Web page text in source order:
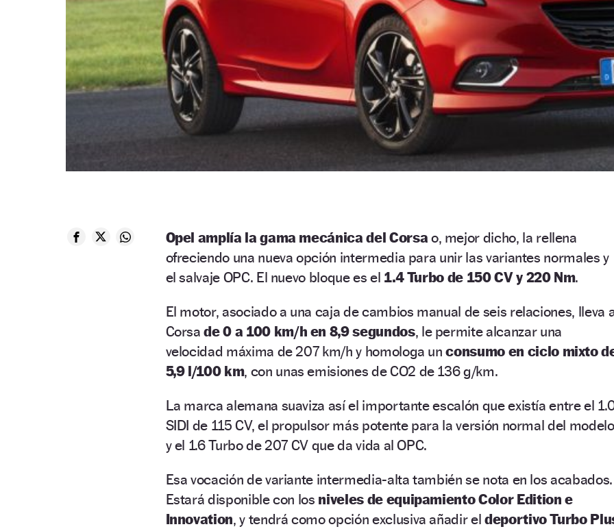
Opel amplía la gama mecánica del Corsa o, mejor dicho, la rellena
ofreciendo una nueva opción intermedia para unir las variantes normales y
el salvaje OPC. El nuevo bloque es el 1.4 Turbo de 150 CV y 220 Nm.
El motor, asociado a una caja de cambios manual de seis relaciones, lleva
Corsade 0 a 100 km/h en 8,9 segundos, le permite alcanzar una
velocidad máxima de 207 km/h y homologa unconsumo en ciclo mixto
5,9 l/100 km, con unas emisiones de CO2 de 136 g/km.
La marca alemana suaviza así el importante escalón que existía entre el
SIDI de 115 CV, el propulsor más potente para la versión normal del
y el 1.6 Turbo de 207 CV que da vida al OPC.
Esa vocación de variante intermedia-alta también se nota en los acabados.
Estará disponible con los niveles de equipamiento Color Edition e
Innovation, y tendrá como opción exclusiva añadir el deportivo Turbo